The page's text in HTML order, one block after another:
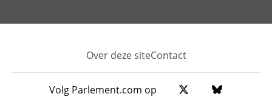
Footer
Over deze siteContact
Volg Parlement.com op